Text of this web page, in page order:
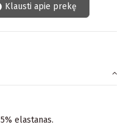
Klausti apie prekę
elastanas.